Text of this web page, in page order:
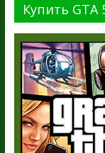
Купить GTA